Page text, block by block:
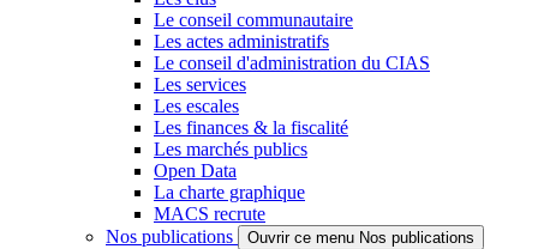
Le conseil communautaire
Les actes administratifs
Le conseil d'administration du CIAS
Les services
Les escales
Les finances & la fiscalité
Les marchés publics
Open Data
La charte graphique
MACS recrute
Nos publications
Ouvrir ce menu Nos publications